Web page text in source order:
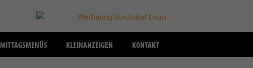
MITTAGSMENÜS KLEINANZEIGEN KONTAKT